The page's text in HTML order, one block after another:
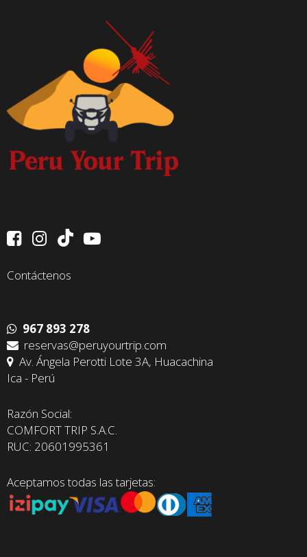
Contáctenos
967 893 278
reservas@peruyourtrip.com
Av. Ángela Perotti Lote 3A, Huacachina
Ica - Perú
Razón Social:
COMFORT TRIP S.A.C.
RUC: 20601995361
Aceptamos todas las tarjetas: